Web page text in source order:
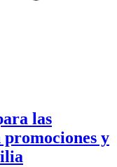
las
promociones y